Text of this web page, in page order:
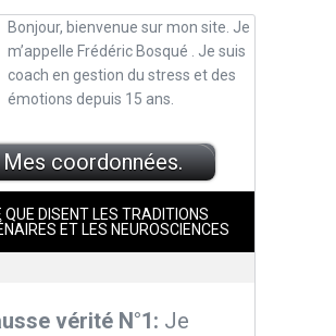
Bonjour, bienvenue sur mon site. Je
m’appelle Frédéric Bosqué . Je suis
coach en gestion du stress et des
émotions depuis 15 ans.
Mes coordonnées.
QUE DISENT LES TRADITIONS
ET LES NEUROSCIENCES
vérité N°1: Je